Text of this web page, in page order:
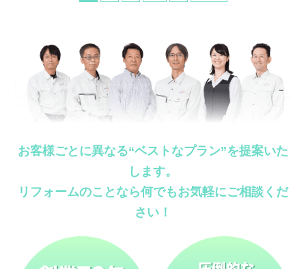
お客様ごとに異なる“ベストなプラン”を提案いた
します。
リフォームのことなら何でもお気軽にご相談くだ
さい！